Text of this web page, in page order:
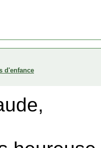
d'enfance